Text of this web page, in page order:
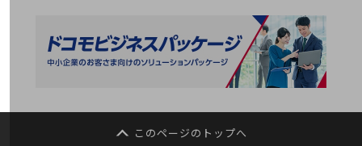
NTTドコモビジネスグループのサステナビリティ
サステナビリティ基本方針
このページのトップへ